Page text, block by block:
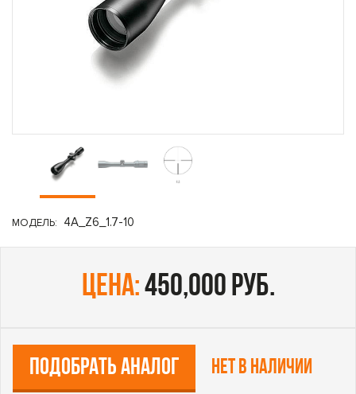
МОДЕЛЬ: 4A_Z6_1.7-10
цена:450,000 руб.
ПОДОБРАТЬ АНАЛОГ Нет в наличии